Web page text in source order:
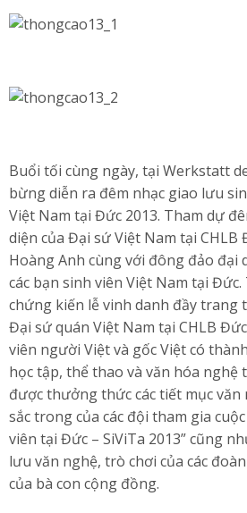
Buổi tối cùng ngày, tại Werkstatt
bừng diễn ra đêm nhạc giao lưu
Việt Nam tại Đức 2013. Tham dự
diện của Đại sứ Việt Nam tại CHLB
Hoàng Anh cùng với đông đảo đại
các bạn sinh viên Việt Nam tại Đức.
chứng kiến lễ vinh danh đầy trang
Đại sứ quán Việt Nam tại CHLB
viên người Việt và gốc Việt có
học tập, thể thao và văn hóa nghệ
được thưởng thức các tiết mục
sắc trong của các đội tham gia
viên tại Đức – SiViTa 2013” cũng
lưu văn nghệ, trò chơi của các
của bà con cộng đồng.